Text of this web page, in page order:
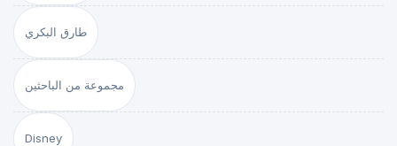
طارق البكري
مجموعة من الباحثين
Disney